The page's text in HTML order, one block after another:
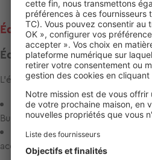
Éducation, loisirs et
Écoles et établissements
L’éducation y est bien structurée
Pour le premier cycle, les
Buisson, l’école Antoine de Saint-
Pour le secondaire, le collège
accessibles, ainsi que d’autres